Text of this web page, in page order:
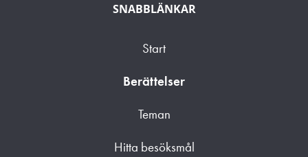
SNABBLÄNKAR
Start
Berättelser
Teman
Hitta besöksmål